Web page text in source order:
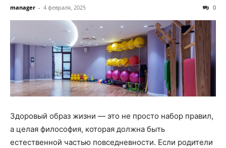
manager - 4 февраля, 2025 0
Здоровый образ жизни — это не просто набор правил,
а целая философия, которая должна быть
естественной частью повседневности. Если родители